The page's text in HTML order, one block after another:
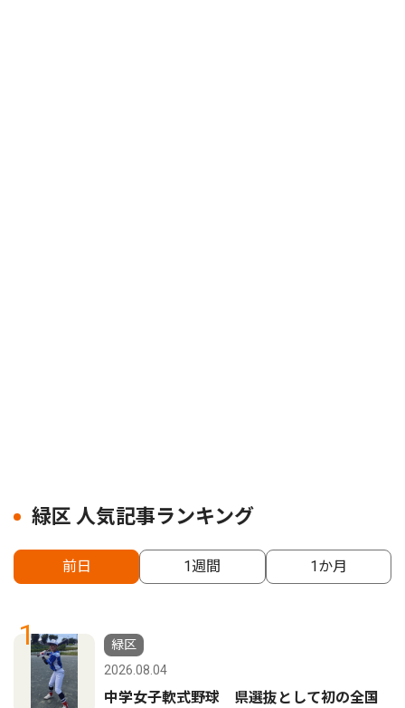
緑区 人気記事ランキング
前日 1週間 1か月
1
緑区
2026.08.04
中学女子軟式野球 県選抜として初の全国